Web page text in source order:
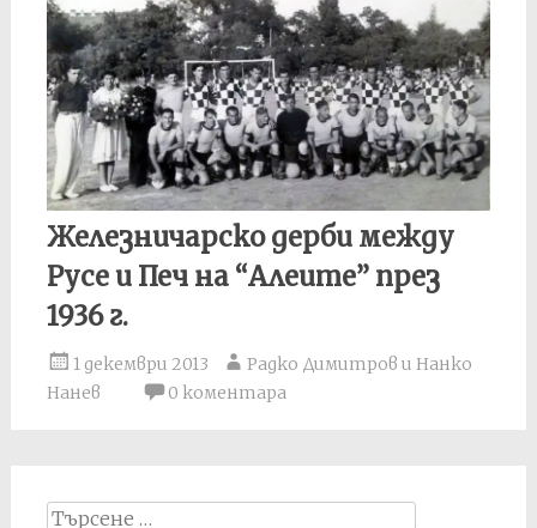
Железничарско дерби между
Русе и Печ на “Алеите” през
1936 г.
1 декември 2013
Радко Димитров и Нанко
Нанев
0 коментара
Search